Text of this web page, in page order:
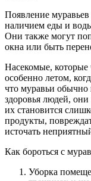
Появление
наличием еды и
Они также могут
окна или быть
Насекомые, которые
особенно летом,
что муравьи обычно
здоровья людей, они
их становится
продукты,
источать
Как бороться с
Уборка